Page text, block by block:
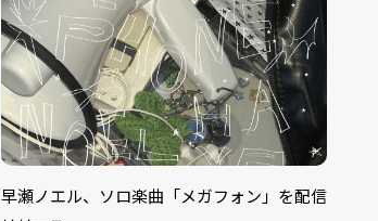
早瀬ノエル、ソロ楽曲「メガフォン」を配信